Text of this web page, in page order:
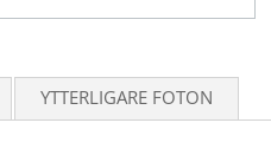
YTTERLIGARE FOTON